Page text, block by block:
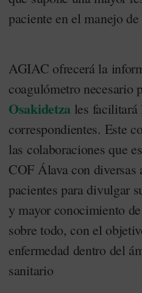
paciente en el manejo
AGIAC ofrecerá la
coagulómetro necesario
Osakidetza les facilitará
correspondientes. Este
las colaboraciones que
COF Álava con diversas
pacientes para divulgar
y mayor conocimiento
sobre todo, con el
enfermedad dentro del
sanitario